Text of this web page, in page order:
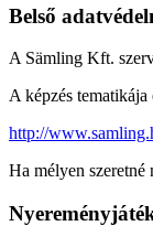
Belső
A Sämling Kft.
A képzés tematikája
http://
Ha mélyen szeretné